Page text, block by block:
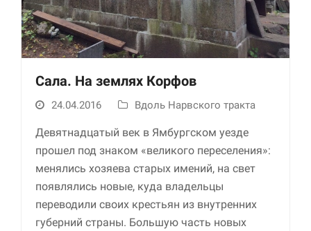
Сала. На землях Корфов
24.04.2016 Вдоль Нарвского тракта
Девятнадцатый век в Ямбургском уезде
прошел под знаком «великого переселения»:
менялись хозяева старых имений, на свет
появлялись новые, куда владельцы
переводили своих крестьян из внутренних
губерний страны. Большую часть новых
Необходимые
Использование
этих файлов cookie
обязательно. Они
функционирования
Статистика и
аналитика
Для того чтобы
улучшить
функциональность
и структуру веб-
сайта, исходя из